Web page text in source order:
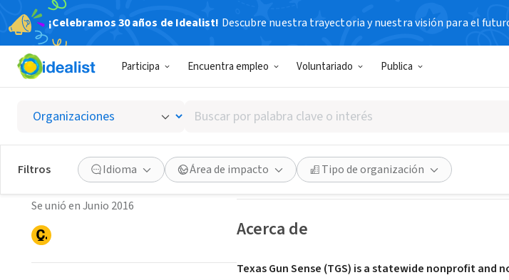
¡Celebramos 30 años de Idealist! Descubre nuestra trayectoria y nuestra visión para el
Participa Encuentra empleo Voluntariado Publica
Buscar
por
palabra
clave
o
interés
Filtros Idioma Área de impacto Tipo de organización
Texas Gun Sense
Austin, TX|www.txgunsense.org
Guardar Compartir
Acerca de
Texas Gun Sense (TGS) is a statewide nonprofit
Texas Gun Sense
Se unió en Junio 2016